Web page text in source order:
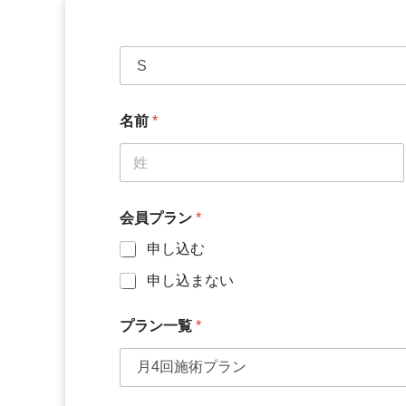
名前 *
会員プラン *
申し込む
申し込まない
プラン一覧 *